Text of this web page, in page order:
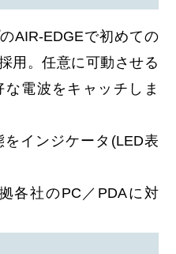
AIR-EDGEで初めての
用。任意に可動させる
電波をキャッチしま
をインジケータ(LED表
各社のPC／PDAに対